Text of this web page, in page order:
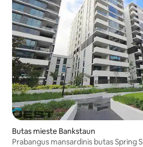
Butas mieste Bankstaun
Prabangus mansardinis butas Spring